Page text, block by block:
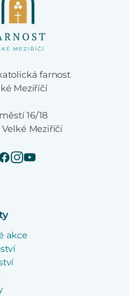
farnost
Meziříčí
16/18
Velké Meziříčí
akce